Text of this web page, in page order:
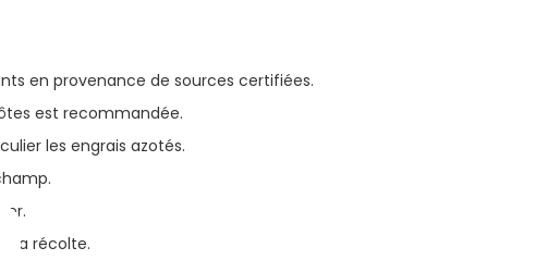
en provenance de sources certifiées.
est recommandée.
les engrais azotés.
la récolte.